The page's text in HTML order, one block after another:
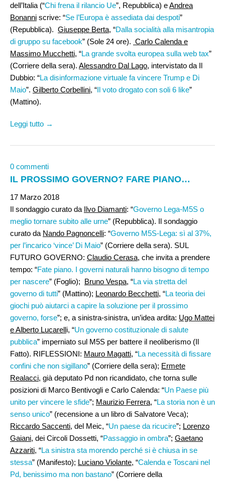
dell’Italia (“Chi frena il rilancio Ue”, Repubblica) eAndrea
Bonanni scrive: “Se l’Europa è assediata dai despoti”
(Repubblica). Giuseppe Berta, “Dalla socialità alla misantropia
di gruppo su facebook” (Sole 24 ore). Carlo Calenda e
Massimo Mucchetti, “La grande svolta europea sulla web tax”
(Corriere della sera). Alessandro Dal Lago, intervistato da Il
Dubbio: “La disinformazione virtuale fa vincere Trump e Di
Maio”. Gilberto Corbellini, “Il voto drogato con soli 6 like”
(Mattino).
Leggi tutto →
0 commenti
IL PROSSIMO GOVERNO? FARE PIANO…
17 Marzo 2018
Il sondaggio curato da Ilvo Diamanti: “Governo Lega-M5S o
meglio tornare subito alle urne” (Repubblica). Il sondaggio
curato da Nando Pagnoncelli: “Governo M5S-Lega: sì al 37%,
per l’incarico ‘vince’ Di Maio” (Corriere della sera). SUL
FUTURO GOVERNO: Claudio Cerasa, che invita a prendere
tempo: “Fate piano. I governi naturali hanno bisogno di tempo
per nascere” (Foglio); Bruno Vespa, “La via stretta del
governo di tutti” (Mattino); Leonardo Becchetti, “La teoria dei
giochi può aiutarci a capire la soluzione per il prossimo
governo, forse”; e, a sinistra-sinistra, un’idea ardita: Ugo Mattei
e Alberto Lucarelli, “Un governo costituzionale di salute
pubblica” imperniato sul M5S per battere il neoliberismo (Il
Fatto). RIFLESSIONI: Mauro Magatti, “La necessità di fissare
confini che non sigillano” (Corriere della sera); Ermete
Realacci, già deputato Pd non ricandidato, che torna sulle
posizioni di Marco Bentivogli e Carlo Calenda: “Un Paese più
unito per vincere le sfide”; Maurizio Ferrera, “La storia non è un
senso unico” (recensione a un libro di Salvatore Veca);
Riccardo Saccenti, del Meic, “Un paese da ricucire”; Lorenzo
Gaiani, dei Circoli Dossetti, “Passaggio in ombra”; Gaetano
Azzariti, “La sinistra sta morendo perché si è chiusa in se
stessa” (Manifesto); Luciano Violante, “Calenda e Toscani nel
Pd, benissimo ma non bastano” (Corriere della